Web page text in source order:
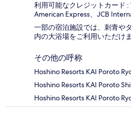
利用可能なクレジットカード :
American Express、JCB
一部の宿泊施設では、刺青や
内の大浴場をご利用いただけま
その他の呼称
Hoshino Resorts KAI Poroto
Hoshino Resorts KAI Poroto
Hoshino Resorts KAI Poroto